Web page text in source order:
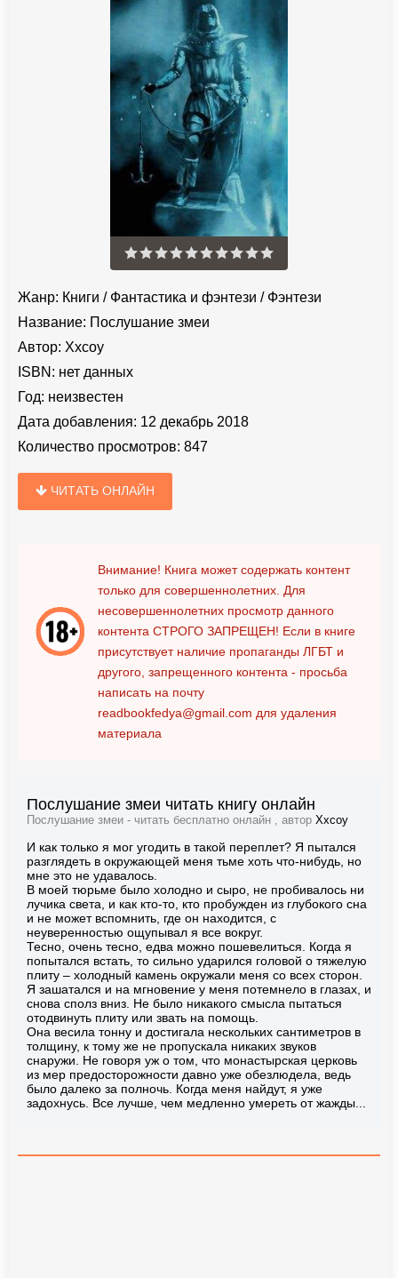
Жанр: Книги / Фантастика и фэнтези / Фэнтези
Название: Послушание змеи
Автор: Xxcoy
ISBN: нет данных
Год: неизвестен
Дата добавления: 12 декабрь 2018
Количество просмотров: 847
ЧИТАТЬ ОНЛАЙН
Внимание! Книга может содержать контент
только для совершеннолетних. Для
несовершеннолетних просмотр данного
контента СТРОГО ЗАПРЕЩЕН! Если в книге
присутствует наличие пропаганды ЛГБТ и
другого, запрещенного контента - просьба
написать на почту
readbookfedya@gmail.com для удаления
материала
Послушание змеи читать книгу онлайн
Послушание змеи - читать бесплатно онлайн , автор Xxcoy
И как только я мог угодить в такой переплет? Я пытался
разглядеть в окружающей меня тьме хоть что-нибудь, но
мне это не удавалось.
В моей тюрьме было холодно и сыро, не пробивалось ни
лучика света, и как кто-то, кто пробужден из глубокого сна
и не может вспомнить, где он находится, с
неуверенностью ощупывал я все вокруг.
Тесно, очень тесно, едва можно пошевелиться. Когда я
попытался встать, то сильно ударился головой о тяжелую
плиту – холодный камень окружали меня со всех сторон.
Я зашатался и на мгновение у меня потемнело в глазах, и
снова сполз вниз. Не было никакого смысла пытаться
отодвинуть плиту или звать на помощь.
Она весила тонну и достигала нескольких сантиметров в
толщину, к тому же не пропускала никаких звуков
снаружи. Не говоря уж о том, что монастырская церковь
из мер предосторожности давно уже обезлюдела, ведь
было далеко за полночь. Когда меня найдут, я уже
задохнусь. Все лучше, чем медленно умереть от жажды...